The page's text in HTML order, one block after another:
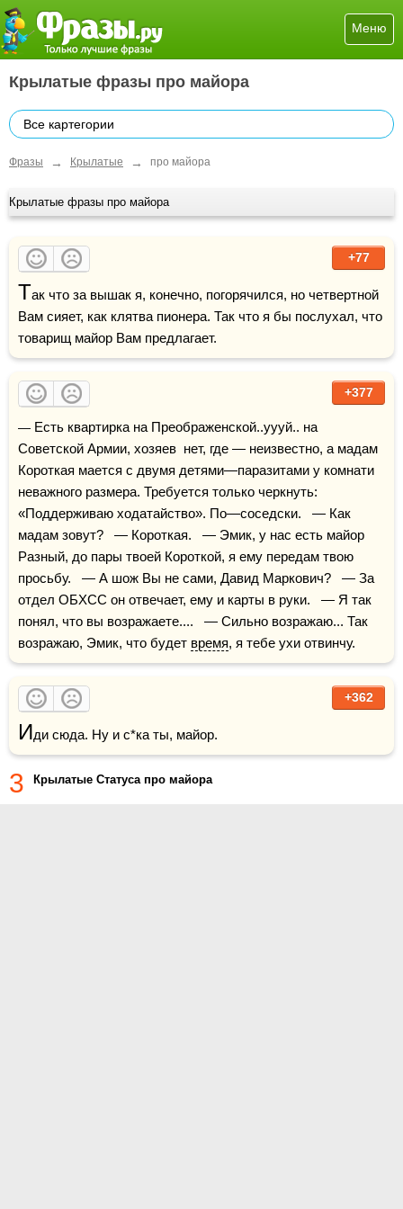
Меню
Крылатые фразы про майора
Все картегории
Фразы → Крылатые → про майора
Крылатые фразы про майора
+77
Так что за вышак я, конечно, погорячился, но четвертной
Вам сияет, как клятва пионера. Так что я бы послухал, что
товарищ майор Вам предлагает.
+377
— Есть квартирка на Преображенской..уууй.. на
Советской Армии, хозяев  нет, где — неизвестно, а мадам
Короткая мается с двумя детями—паразитами у комнати
неважного размера. Требуется только черкнуть:
«Поддерживаю ходатайство». По—соседски.   — Как
мадам зовут?   — Короткая.   — Эмик, у нас есть майор
Разный, до пары твоей Короткой, я ему передам твою
просьбу.   — А шож Вы не сами, Давид Маркович?   — За
отдел ОБХСС он отвечает, ему и карты в руки.   — Я так
понял, что вы возражаете....   — Сильно возражаю... Так
возражаю, Эмик, что будет время, я тебе ухи отвинчу.
+362
Иди сюда. Ну и с*ка ты, майор.
3 Крылатые Статуса про майора